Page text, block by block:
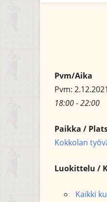
Pvm/Aika
Pvm: 2.12.2021
18:00 - 22:00
Paikka /
Kokkolan
Luokittelu /
Kaikki